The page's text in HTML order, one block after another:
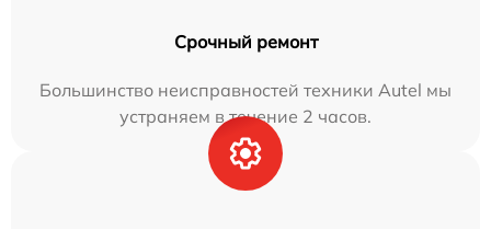
Срочный ремонт
Большинство неисправностей техники Autel мы
устраняем в течение 2 часов.